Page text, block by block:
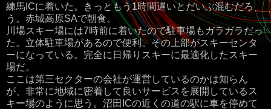
練馬ICに着いた。きっともう1時間遅いとだいぶ混むだろ
う。赤城高原SAで朝食。
川場スキー場には7時前に着いたので駐車場もガラガラだっ
た。立体駐車場があるので便利。その上部がスキーセンタ
ーになっている。完全に日帰りスキーに最適化したスキー
場だ。
ここは第三セクターの会社が運営しているのかは知らん
が、非常に地域に密着して良いサービスを展開しているス
キー場のように思う。沼田ICの近くの道の駅に車を停めて